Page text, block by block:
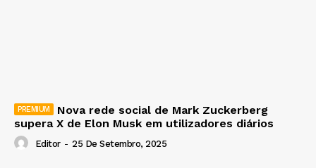
Nova rede social de Mark Zuckerberg
supera X de Elon Musk em utilizadores diários
Editor - 25 De Setembro, 2025